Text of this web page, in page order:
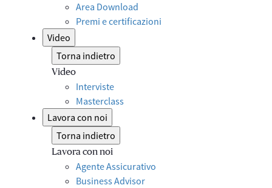
Area Download
Premi e certificazioni
Video
Torna indietro
Video
Interviste
Masterclass
Lavora con noi
Torna indietro
Lavora con noi
Agente Assicurativo
Business Advisor